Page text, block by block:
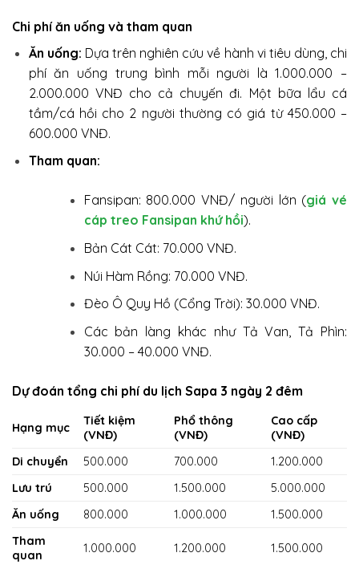
Chi phí ăn uống và tham quan
Ăn uống: Dựa trên nghiên cứu về hành vi tiêu dùng, chi
phí ăn uống trung bình mỗi người là 1.000.000 –
2.000.000 VNĐ cho cả chuyến đi. Một bữa lẩu cá
tầm/cá hồi cho 2 người thường có giá từ 450.000 –
600.000 VNĐ.
Tham quan:
Fansipan: 800.000 VNĐ/ người lớn (giá vé
cáp treo Fansipan khứ hồi).
Bản Cát Cát: 70.000 VNĐ.
Núi Hàm Rồng: 70.000 VNĐ.
Đèo Ô Quy Hồ (Cổng Trời): 30.000 VNĐ.
Các bản làng khác như Tả Van, Tả Phìn:
30.000 – 40.000 VNĐ.
Dự đoán tổng chi phí du lịch Sapa 3 ngày 2 đêm
Hạng mục
Tiết kiệm
(VNĐ)
Phổ thông
(VNĐ)
Cao cấp
(VNĐ)
Di chuyển
500.000 700.000
1.200.000
Lưu trú
500.000 1.500.000
5.000.000
Ăn uống
800.000 1.000.000
1.500.000
Tham
quan
1.000.000 1.200.000 1.500.000